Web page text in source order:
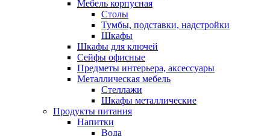
Мебель корпусная
Столы
Тумбы, подставки, надстройки
Шкафы
Шкафы для ключей
Сейфы офисные
Предметы интерьера, аксессуары
Металлическая мебель
Стеллажи
Шкафы металлические
Продукты питания
Напитки
Вода